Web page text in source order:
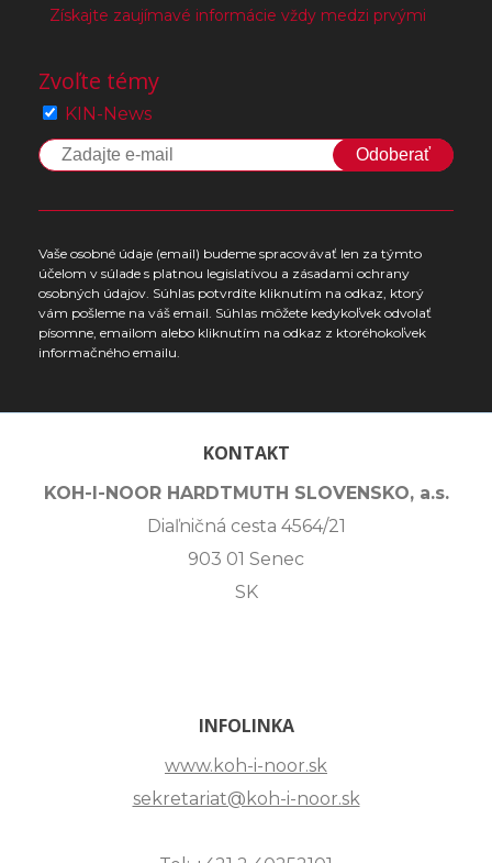
Získajte zaujímavé informácie vždy medzi prvými
Zvoľte témy
KIN-News
Odoberať
Vaše osobné údaje (email) budeme spracovávať len za týmto
účelom v súlade s platnou legislatívou a zásadami ochrany
osobných údajov. Súhlas potvrdíte kliknutím na odkaz, ktorý
vám pošleme na váš email. Súhlas môžete kedykoľvek odvolať
písomne, emailom alebo kliknutím na odkaz z ktoréhokoľvek
informačného emailu.
KONTAKT
KOH-I-NOOR HARDTMUTH SLOVENSKO, a.s.
Diaľničná cesta 4564/21
903 01 Senec
SK
INFOLINKA
www.koh-i-noor.sk
sekretariat@koh-i-noor.sk